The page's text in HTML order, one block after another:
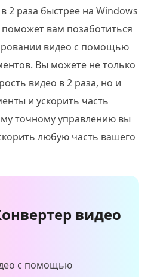
2 раза быстрее на Windows
вам позаботиться
видео с помощью
Вы можете не только
видео в 2 раза, но и
и ускорить часть
точному управлению вы
любую часть вашего
видео
с помощью